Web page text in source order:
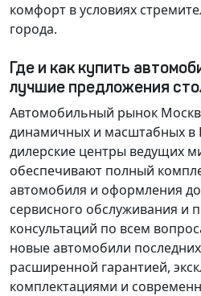
комфорт в условиях
города.
Где и как купить
лучшие предложения
Автомобильный рынок
динамичных и масштабных
дилерские центры ведущих
обеспечивают полный
автомобиля и оформления
сервисного обслуживания и
консультаций по всем
новые автомобили
расширенной гарантией,
комплектациями и